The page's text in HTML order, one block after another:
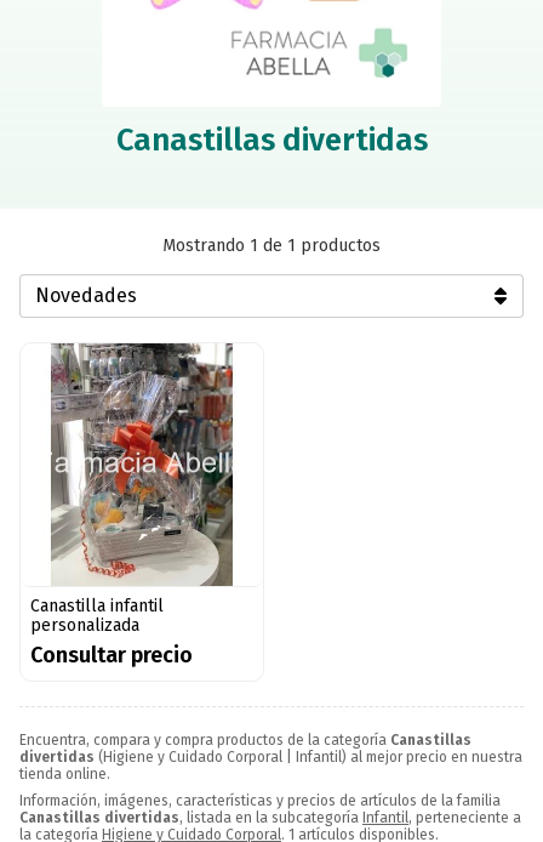
Canastillas divertidas
Encuentra, compara y compra productos de la categoría Canastillas
divertidas (Higiene y Cuidado Corporal | Infantil) al mejor precio en nuestra
tienda online.
Información, imágenes, características y precios de artículos de la familia
Canastillas divertidas, listada en la subcategoría Infantil, perteneciente a
la categoría Higiene y Cuidado Corporal. 1 artículos disponibles.
Mostrando 1 de 1 productos
Canastilla infantil
personalizada
Consultar precio